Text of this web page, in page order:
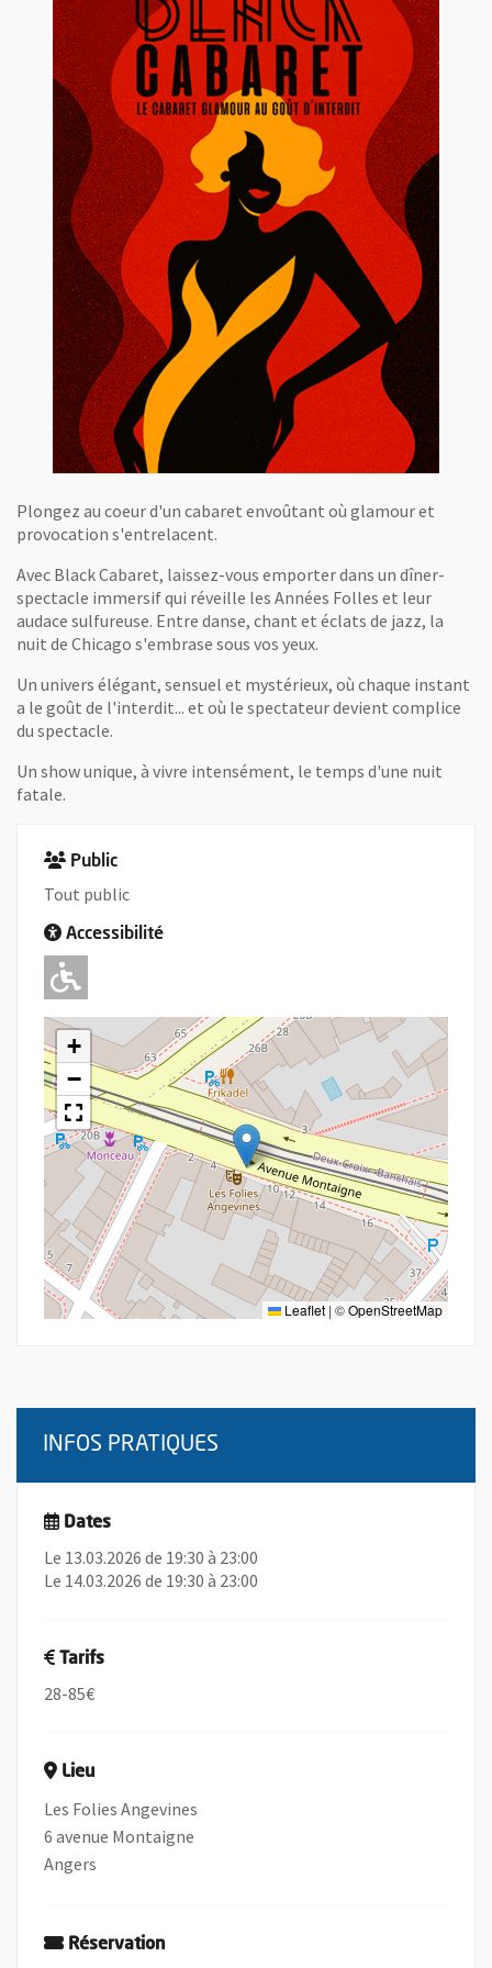
Plongez au coeur d'un cabaret envoûtant où glamour et
provocation s'entrelacent.
Avec Black Cabaret, laissez-vous emporter dans un dîner-
spectacle immersif qui réveille les Années Folles et leur
audace sulfureuse. Entre danse, chant et éclats de jazz, la
nuit de Chicago s'embrase sous vos yeux.
Un univers élégant, sensuel et mystérieux, où chaque instant
a le goût de l'interdit... et où le spectateur devient complice
du spectacle.
Un show unique, à vivre intensément, le temps d'une nuit
fatale.
Public
Tout public
Accessibilité
Adapté pour l'handicap Moteur
+
−
Leaflet | ©OpenStreetMap
INFOS PRATIQUES
Dates
Le 13.03.2026 de 19:30 à 23:00
Le 14.03.2026 de 19:30 à 23:00
Tarifs
28-85€
Lieu
Les Folies Angevines
6 avenue Montaigne
Angers
Réservation